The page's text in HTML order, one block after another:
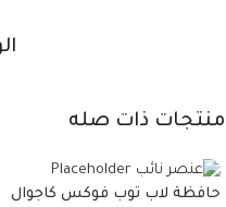
منتجات ذات صله
حافظة لاب توب فوكس كاجوال